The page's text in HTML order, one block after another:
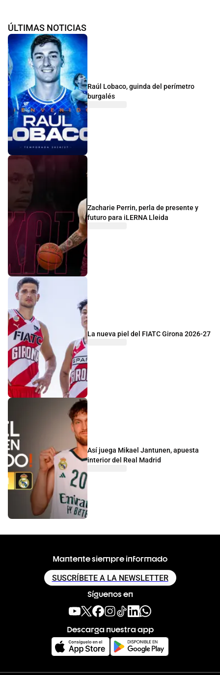
ÚLTIMAS NOTICIAS
Raúl Lobaco, guinda del perímetro
burgalés
Zacharie Perrin, perla de presente y
futuro para iLERNA Lleida
La nueva piel del FIATC Girona 2026-27
Así juega Mikael Jantunen, apuesta
interior del Real Madrid
Mantente siempre informado
SUSCRÍBETE A LA NEWSLETTER
Síguenos en
Descarga nuestra app